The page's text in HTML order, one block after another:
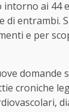
ai 44
di entrambi.
e per
domande
croniche